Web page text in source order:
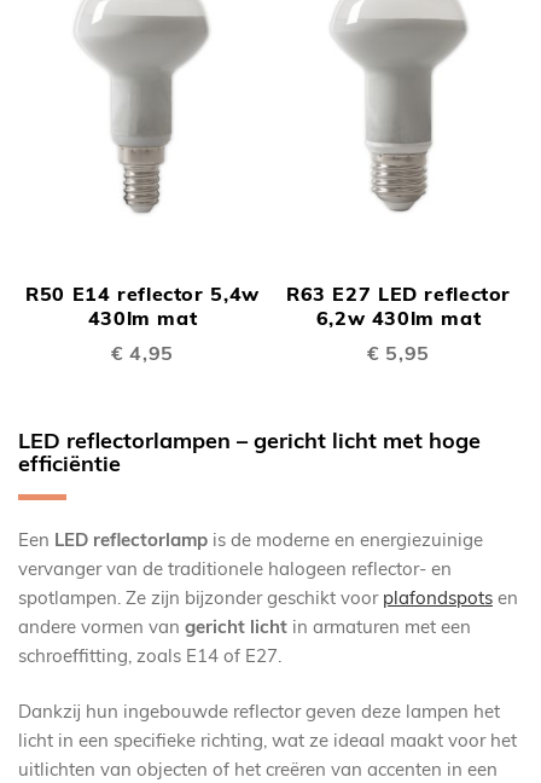
R50 E14 reflector 5,4w
430lm mat
€ 4,95
R63 E27 LED reflector
6,2w 430lm mat
€ 5,95
LED reflectorlampen – gericht licht met hoge
efficiëntie
Een LED reflectorlamp is de moderne en energiezuinige
vervanger van de traditionele halogeen reflector- en
spotlampen. Ze zijn bijzonder geschikt voor plafondspots en
andere vormen van gericht licht in armaturen met een
schroeffitting, zoals E14 of E27.
Dankzij hun ingebouwde reflector geven deze lampen het
licht in een specifieke richting, wat ze ideaal maakt voor het
uitlichten van objecten of het creëren van accenten in een